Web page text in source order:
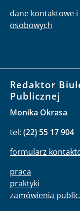
dane kontaktowe
osobowych
Redaktor
Publicznej
Monika Okrasa
tel: (22) 55 17 904
formularz
praca
praktyki
zamówienia